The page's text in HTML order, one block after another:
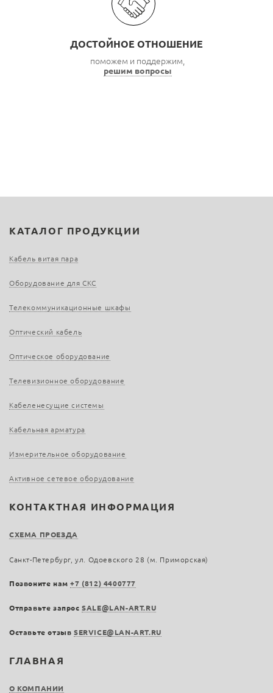
ДОСТОЙНОЕ ОТНОШЕНИЕ
поможем и поддержим,
решим вопросы
ГЛАВНАЯ
О КОМПАНИИ
КАТАЛОГ ПРОДУКЦИИ
Кабель витая пара
Оборудование для СКС
Телекоммуникационные шкафы
Оптический кабель
Оптическое оборудование
Телевизионное оборудование
Кабеленесущие системы
Кабельная арматура
Измерительное оборудование
Активное сетевое оборудование
КОНТАКТНАЯ ИНФОРМАЦИЯ
СХЕМА ПРОЕЗДА
Санкт-Петербург, ул. Одоевского 28 (м. Приморская)
Позвоните нам+7 (812) 4400777
Отправьте запросSALE@LAN-ART.RU
Оставьте отзыв SERVICE@LAN-ART.RU